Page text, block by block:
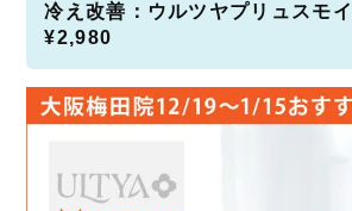
冷え改善：ウルツヤプリュスモ
¥2,980